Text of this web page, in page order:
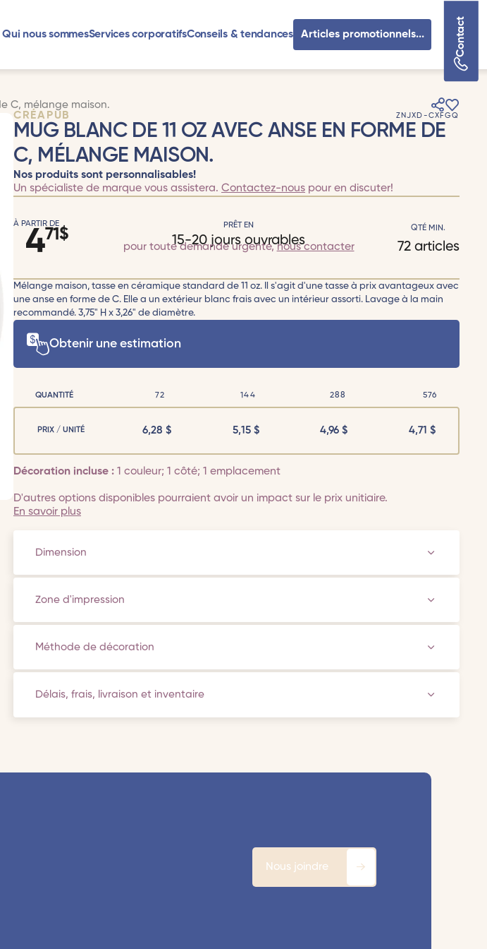
Qui nous sommesServices corporatifsConseils & tendances Contact
Articles promotionnels...
C, mélange maison.
CRÉAPUB ZNJXD-CXFGQ
MUG BLANC DE 11 OZ AVEC ANSE EN FORME DE
C, MÉLANGE MAISON.
Nos produits sont personnalisables!
Un spécialiste de marque vous assistera. Contactez-nous pour en discuter!
À PARTIR DE
471$
PRÊT EN
15-20 jours ouvrables
pour toute demande urgente,nous contacter
QTÉ MIN.
72 articles
Mélange maison, tasse en céramique standard de 11 oz. Il s'agit d'une tasse à prix avantageux avec
une anse en forme de C. Elle a un extérieur blanc frais avec un intérieur assorti. Lavage à la main
recommandé. 3,75" H x 3,26" de diamètre.
Obtenir une estimation
QUANTITÉ 72 144 288 576
PRIX / UNITÉ 6,28 $ 5,15 $ 4,96 $ 4,71 $
Décoration incluse : 1 couleur; 1 côté; 1 emplacement
D'autres options disponibles pourraient avoir un impact sur le prix unitiaire.
En savoir plus
Dimension
Zone d'impression
Méthode de décoration
Délais, frais, livraison et inventaire
Nous joindre